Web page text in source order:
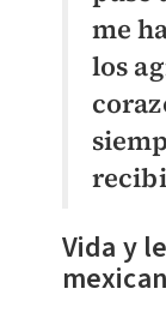
me
los
Vida y